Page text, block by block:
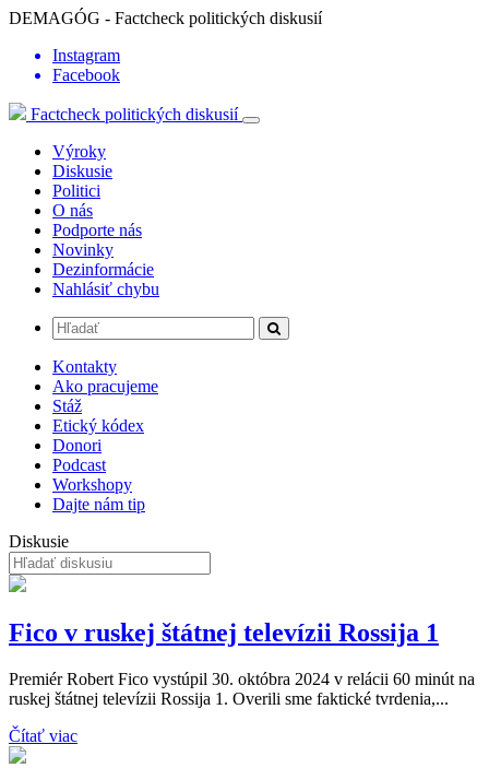
DEMAGÓG - Factcheck politických diskusií
Instagram
Facebook
Factcheck politických diskusií
Výroky
Diskusie
Politici
O nás
Podporte nás
Novinky
Dezinformácie
Nahlásiť chybu
Kontakty
Ako pracujeme
Stáž
Etický kódex
Donori
Podcast
Workshopy
Dajte nám tip
Diskusie
Fico v ruskej štátnej televízii Rossija 1
Premiér Robert Fico vystúpil 30. októbra 2024 v relácii 60 minút na
ruskej štátnej televízii Rossija 1. Overili sme faktické tvrdenia,...
Čítať viac